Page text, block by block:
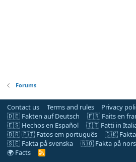
Forums
Contact us Terms and rules Privacy
🇩🇪 Fakten auf Deutsch
🇫🇷 Faits en
🇪🇸 Hechos en Español
🇮🇹 Fatti in
🇧🇷 🇵🇹 Fatos em português
🇩🇰 Fakta
🇸🇪 Fakta på svenska
🇳🇴 Fakta på
🌍 Facts
R